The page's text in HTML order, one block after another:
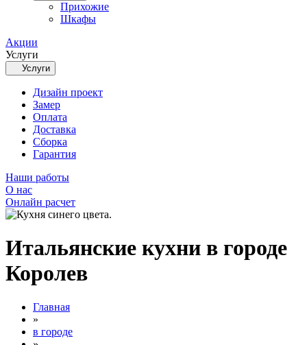
Прихожие
Шкафы
Акции
Услуги
Услуги
Дизайн проект
Замер
Оплата
Доставка
Сборка
Гарантия
Наши работы
О нас
Онлайн расчет
Итальянские кухни в городе
Королев
Главная
»
в городе